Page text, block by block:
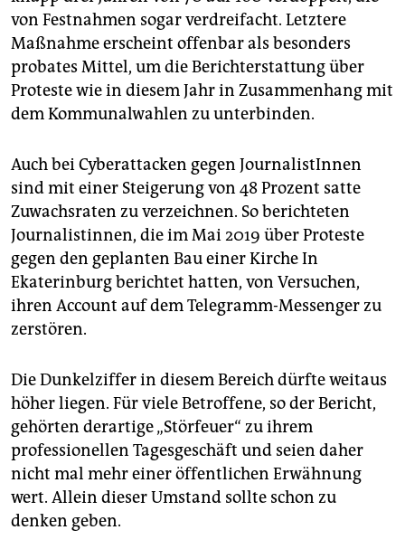
von Festnahmen sogar verdreifacht. Letztere
Maßnahme erscheint offenbar als besonders
probates Mittel, um die Berichterstattung über
Proteste wie in diesem Jahr in Zusammenhang mit
dem Kommunalwahlen zu unterbinden.
Auch bei Cyberattacken gegen JournalistInnen
sind mit einer Steigerung von 48 Prozent satte
Zuwachsraten zu verzeichnen. So berichteten
Journalistinnen, die im Mai 2019 über Proteste
gegen den geplanten Bau einer Kirche In
Ekaterinburg berichtet hatten, von Versuchen,
ihren Account auf dem Telegramm-Messenger zu
zerstören.
Die Dunkelziffer in diesem Bereich dürfte weitaus
höher liegen. Für viele Betroffene, so der Bericht,
gehörten derartige „Störfeuer“ zu ihrem
professionellen Tagesgeschäft und seien daher
nicht mal mehr einer öffentlichen Erwähnung
wert. Allein dieser Umstand sollte schon zu
denken geben.